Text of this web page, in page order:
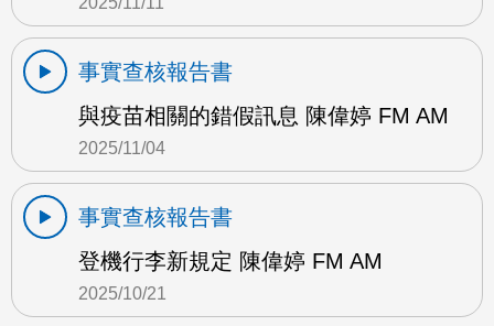
事實查核報告書
與疫苗相關的錯假訊息 陳偉婷 FM AM
2025/11/04
事實查核報告書
登機行李新規定 陳偉婷 FM AM
2025/10/21